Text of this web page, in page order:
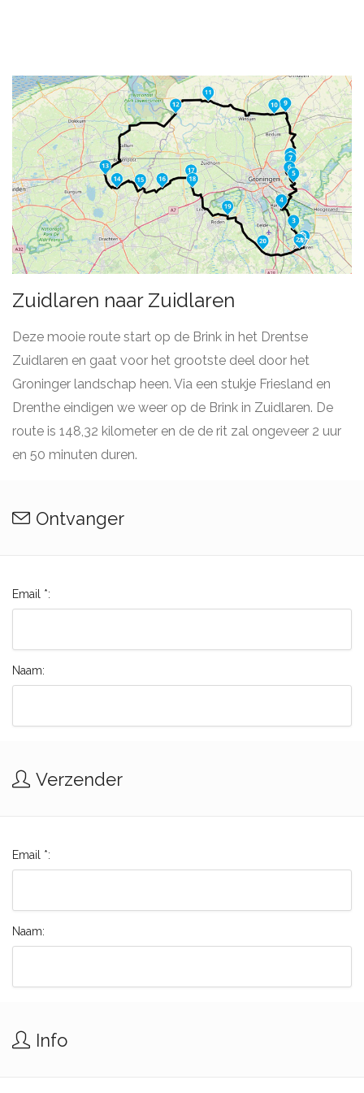
Zuidlaren naar Zuidlaren
Deze mooie route start op de Brink in het Drentse
Zuidlaren en gaat voor het grootste deel door het
Groninger landschap heen. Via een stukje Friesland en
Drenthe eindigen we weer op de Brink in Zuidlaren. De
route is 148,32 kilometer en de de rit zal ongeveer 2 uur
en 50 minuten duren.
Ontvanger
Email *:
Naam:
Verzender
Email *:
Naam:
Info